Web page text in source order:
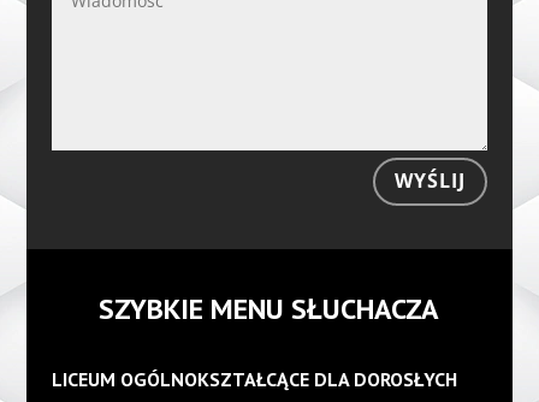
WYŚLIJ
SZYBKIE MENU SŁUCHACZA
LICEUM OGÓLNOKSZTAŁCĄCE DLA DOROSŁYCH